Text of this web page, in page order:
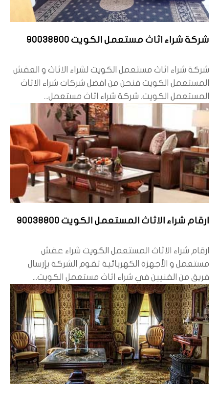
شركة شراء اثاث مستعمل الكويت 90038800
شركة شراء اثاث مستعمل الكويت لشراء الاثاث و العفش
المستعمل الكويت فنحن من افضل شركات شراء الاثاث
المستعمل الكويت. شركة شراء اثاث مستعمل...
ارقام شراء الاثاث المستعمل الكويت 90038800
ارقام شراء الاثاث المستعمل الكويت شراء عفش
مستعمل و الأجهزة الكهربائية تقوم الشركة بإرسال
فريق من الفنيين في شراء اثاث مستعمل الكويت...